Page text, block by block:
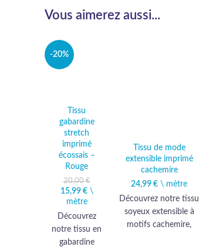
Vous aimerez aussi...
-20%
Tissu
gabardine
stretch
imprimé
écossais –
Rouge
20,00€
Le prix initial
était :
20,00 €.
15,99 € Le prix
est :
\
mètre
Découvrez
notre tissu en
gabardine
Tissu de mode
extensible imprimé
cachemire
24,99€ \ mètre
Découvrez notre tissu
soyeux extensible à
motifs cachemire,